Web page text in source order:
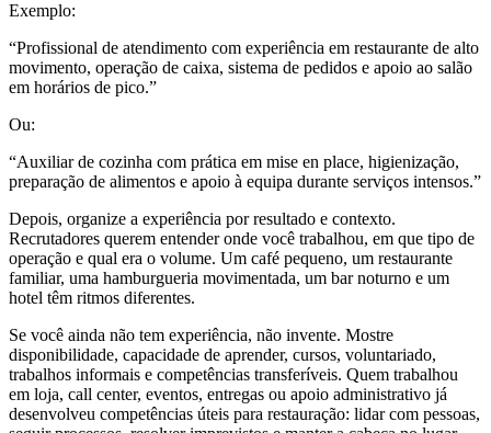
Exemplo:
“Profissional de atendimento com experiência em restaurante de alto
movimento, operação de caixa, sistema de pedidos e apoio ao salão
em horários de pico.”
Ou:
“Auxiliar de cozinha com prática em mise en place, higienização,
preparação de alimentos e apoio à equipa durante serviços intensos.”
Depois, organize a experiência por resultado e contexto.
Recrutadores querem entender onde você trabalhou, em que tipo de
operação e qual era o volume. Um café pequeno, um restaurante
familiar, uma hamburgueria movimentada, um bar noturno e um
hotel têm ritmos diferentes.
Se você ainda não tem experiência, não invente. Mostre
disponibilidade, capacidade de aprender, cursos, voluntariado,
trabalhos informais e competências transferíveis. Quem trabalhou
em loja, call center, eventos, entregas ou apoio administrativo já
desenvolveu competências úteis para restauração: lidar com pessoas,